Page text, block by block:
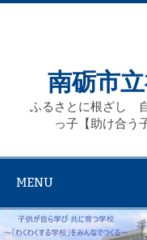
Skip
南砺市
ふるさとに根ざし
っ子【助け合
MENU